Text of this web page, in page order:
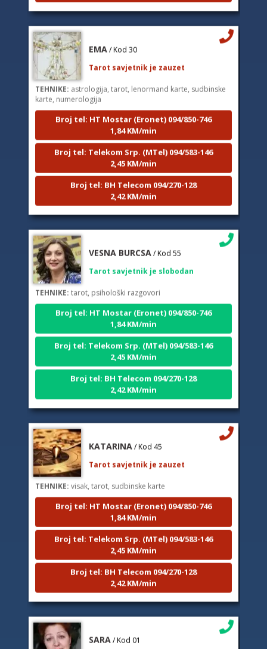
Tarot savjetnik je zauzet
TEHNIKE:astrologija, tarot, lenormand karte, sudbinske
karte, numerologija
Broj tel: HT Mostar (Eronet) 094/850-746
1,84 KM/min
Broj tel: Telekom Srp. (MTel) 094/583-146
2,45 KM/min
Broj tel: BH Telecom 094/270-128
2,42 KM/min
Tarot savjetnik je slobodan
TEHNIKE:tarot, psihološki razgovori
Broj tel: HT Mostar (Eronet) 094/850-746
1,84 KM/min
Broj tel: Telekom Srp. (MTel) 094/583-146
2,45 KM/min
Broj tel: BH Telecom 094/270-128
2,42 KM/min
Tarot savjetnik je zauzet
TEHNIKE:visak, tarot, sudbinske karte
Broj tel: HT Mostar (Eronet) 094/850-746
1,84 KM/min
Broj tel: Telekom Srp. (MTel) 094/583-146
2,45 KM/min
Broj tel: BH Telecom 094/270-128
2,42 KM/min
Tarot savjetnik je slobodan